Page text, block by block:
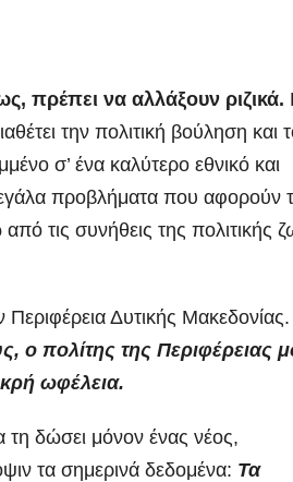
πρέπει να αλλάξουν ριζικά.
την πολιτική βούληση και
σ’ ένα καλύτερο εθνικό και
προβλήματα που αφορούν
τις συνήθεις της πολιτικής
Δυτικής
ο πολίτης της Περιφέρειας
ωφέλεια.
τη δώσει μόνον ένας νέος,
τα σημερινά δεδομένα: Τα